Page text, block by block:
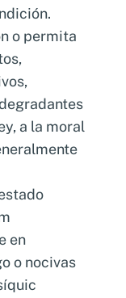
o permita
a la moral
en
o nocivas